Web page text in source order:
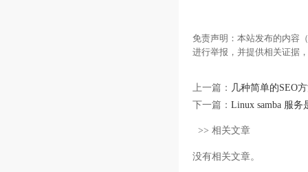
免责声明：本站发布的内容
进行举报，并提供相关证据
上一篇： 几种简单的SEO
下一篇： Linux samba 服
>> 相关文章
没有相关文章。